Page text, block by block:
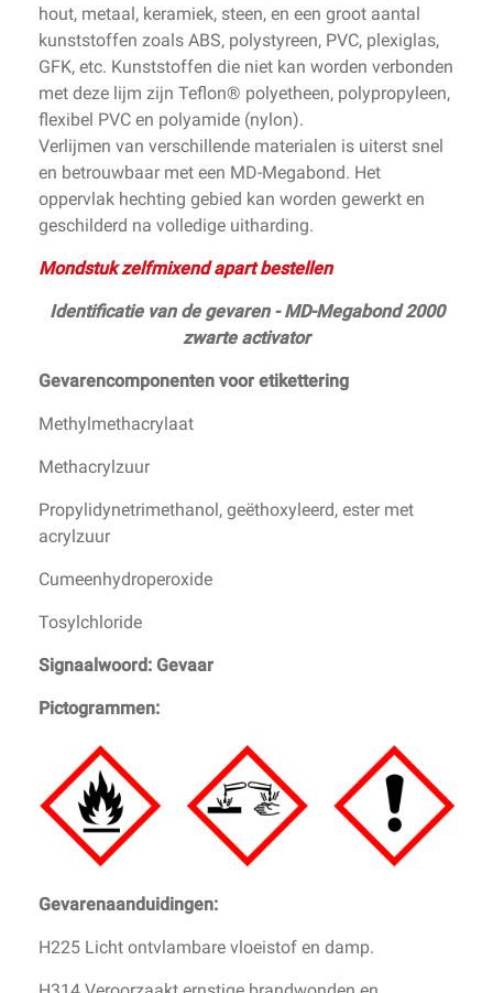
hout, metaal, keramiek, steen, en een groot aantal
kunststoffen zoals ABS, polystyreen, PVC, plexiglas,
GFK, etc. Kunststoffen die niet kan worden verbonden
met deze lijm zijn Teflon® polyetheen, polypropyleen,
flexibel PVC en polyamide (nylon).
Verlijmen van verschillende materialen is uiterst snel
en betrouwbaar met een MD-Megabond. Het
oppervlak hechting gebied kan worden gewerkt en
geschilderd na volledige uitharding.
Mondstuk zelfmixend apart bestellen
Identificatie van de gevaren - MD-Megabond 2000
zwarte activator
Gevarencomponenten voor etikettering
Methylmethacrylaat
Methacrylzuur
Propylidynetrimethanol, geëthoxyleerd, ester met
acrylzuur
Cumeenhydroperoxide
Tosylchloride
Signaalwoord: Gevaar
Pictogrammen:
Gevarenaanduidingen:
H225 Licht ontvlambare vloeistof en damp.